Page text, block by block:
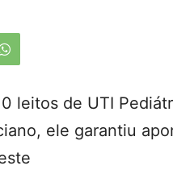
leitos de UTI
ele garantiu